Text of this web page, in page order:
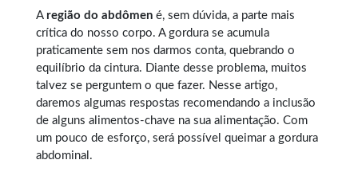
A região do abdômen é, sem dúvida, a parte mais
crítica do nosso corpo. A gordura se acumula
praticamente sem nos darmos conta, quebrando o
equilíbrio da cintura. Diante desse problema, muitos
talvez se perguntem o que fazer. Nesse artigo,
daremos algumas respostas recomendando a inclusão
de alguns alimentos-chave na sua alimentação. Com
um pouco de esforço, será possível queimar a gordura
abdominal.